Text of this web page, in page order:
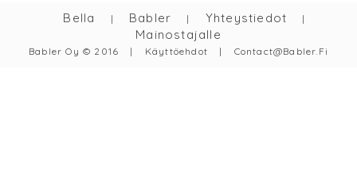
Bella | Babler | Yhteystiedot |
Mainostajalle
Babler Oy © 2016 | Käyttöehdot | Contact@babler.fi